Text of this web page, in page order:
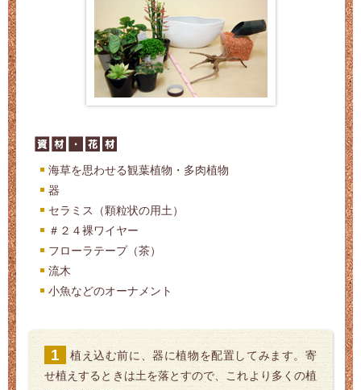
海草を思わせる観葉植物・多肉植物
器
セラミス（顆粒状の用土）
＃２４裸ワイヤー
フローラテープ（茶）
流木
小魚などのオーナメント
植え込む前に、器に植物を配置してみます。寄
せ植えするときは土を落とすので、これより多くの植